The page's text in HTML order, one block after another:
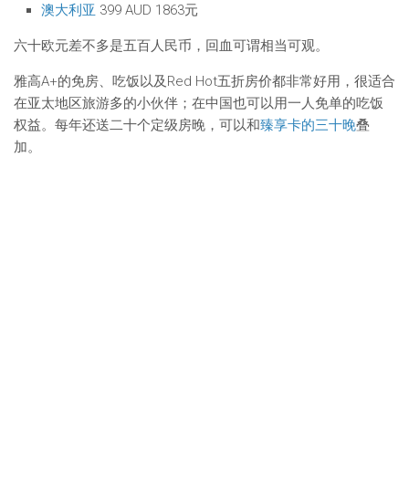
澳大利亚 399 AUD 1863元
六十欧元差不多是五百人民币，回血可谓相当可观。
雅高A+的免房、吃饭以及Red Hot五折房价都非常好用，很适合
在亚太地区旅游多的小伙伴；在中国也可以用一人免单的吃饭
权益。每年还送二十个定级房晚，可以和臻享卡的三十晚叠
加。